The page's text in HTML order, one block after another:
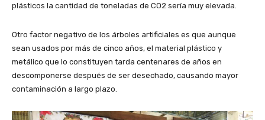
plásticos la cantidad de toneladas de CO2 sería muy elevada.
Otro factor negativo de los árboles artificiales es que aunque
sean usados por más de cinco años, el material plástico y
metálico que lo constituyen tarda centenares de años en
descomponerse después de ser desechado, causando mayor
contaminación a largo plazo.